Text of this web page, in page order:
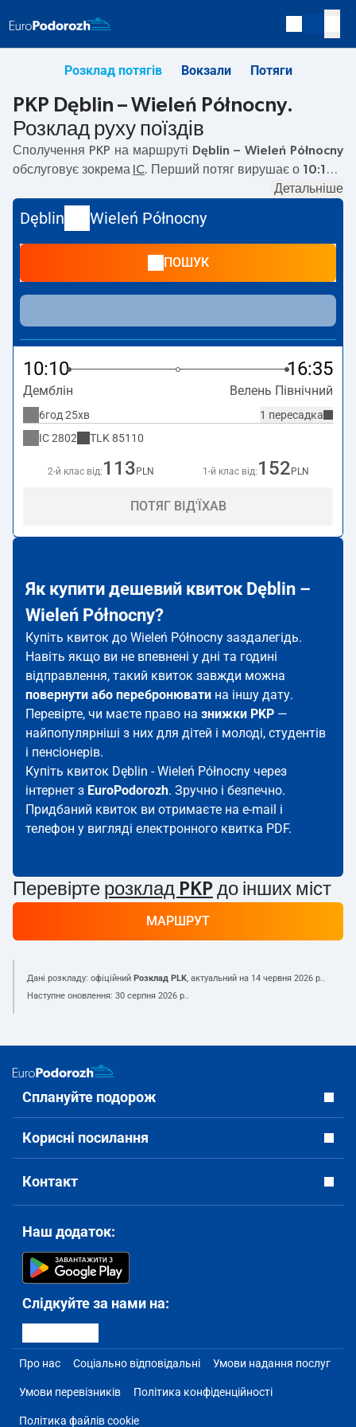
Розклад потягів Вокзали Потяги
PKP Dęblin – Wieleń Północny.
Розклад руху поїздів
Сполучення PKP на маршруті Dęblin – Wieleń Północny
обслуговує зокрема IC . Перший потяг вирушає о 10:10з
Północny
не курсують інші потяги перевізника PKP
Intercity. Потяг завершує маршрут на станції Wieleń
Детальніше
Dęblin Wieleń Północny
ПОШУК
10:10 16:35
Демблін Велень Північний
1 пересадка
6год 25хв
IC2802 TLK 85110
2-й клас від: 113 PLN 1-й клас від: 152 PLN
ПОТЯГ ВІД'ЇХАВ
Як купити дешевий квиток Dęblin –
Wieleń Północny?
Купіть квиток до Wieleń Północny заздалегідь.
Навіть якщо ви не впевнені у дні та годині
відправлення, такий квиток завжди можна
повернути або перебронювати на іншу дату.
Перевірте, чи маєте право на знижки PKP —
найпопулярніші з них для дітей і молоді, студентів
і пенсіонерів.
Купіть квиток Dęblin - Wieleń Północny через
інтернет з EuroPodorozh. Зручно і безпечно.
Придбаний квиток ви отримаєте на e-mail і
телефон у вигляді електронного квитка PDF.
Перевірте розклад PKP до інших міст
МАРШРУТ
Дані розкладу: офіційний Розклад PLK, актуальний на 14 червня 2026 р..
Наступне оновлення: 30 серпня 2026 р..
Сплануйте подорож
Корисні посилання
Контакт
Наш додаток:
Слідкуйте за нами на:
Про нас Соціально відповідальні Умови надання послуг
Умови перевізників Політика конфіденційності
Політика файлів cookie